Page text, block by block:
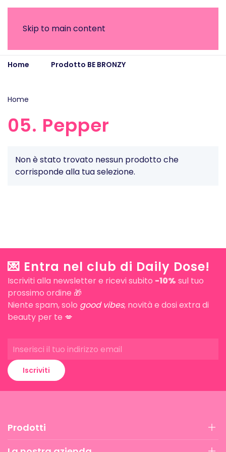
Skip to main content
Home Prodotto BE BRONZY
Home
05. Pepper
Non è stato trovato nessun prodotto che
corrisponde alla tua selezione.
💌 Entra nel club di Daily Dose!
Iscriviti alla newsletter e ricevi subito -10% sul tuo
prossimo ordine 🎁
Niente spam, solo good vibes, novità e dosi extra di
beauty per te 💋
Iscriviti
Prodotti